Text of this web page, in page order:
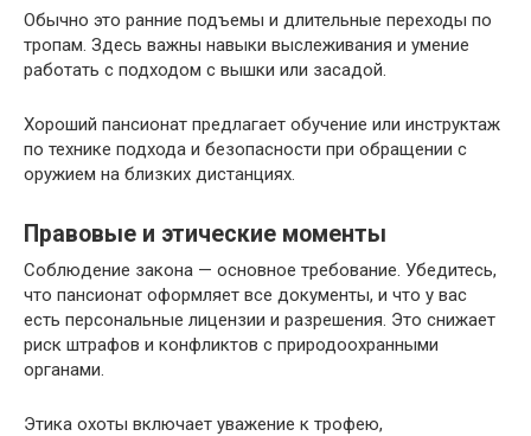
Обычно это ранние подъемы и длительные переходы по
тропам. Здесь важны навыки выслеживания и умение
работать с подходом с вышки или засадой.
Хороший пансионат предлагает обучение или инструктаж
по технике подхода и безопасности при обращении с
оружием на близких дистанциях.
Правовые и этические моменты
Соблюдение закона — основное требование. Убедитесь,
что пансионат оформляет все документы, и что у вас
есть персональные лицензии и разрешения. Это снижает
риск штрафов и конфликтов с природоохранными
органами.
Этика охоты включает уважение к трофею,